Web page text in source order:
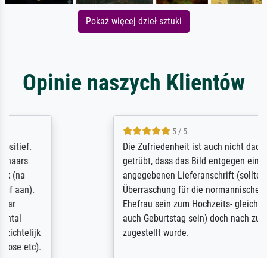
Pokaż więcej dzieł sztuki
Opinie naszych Klientów
Die Zufriedenheit ist auch nicht dadurch
getrübt, dass das Bild entgegen einer
angegebenen Lieferanschrift (sollte eine
Überraschung für die normannische
Ehefrau sein zum Hochzeits- gleichzeitig
auch Geburtstag sein) doch nach zu Hause